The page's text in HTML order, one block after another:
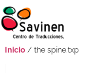
Inicio / the spine.txp